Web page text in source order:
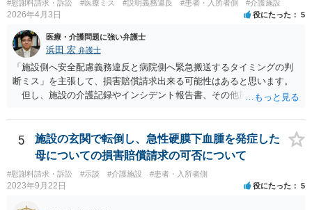
#慰謝料請求・訴訟 #医療ミス #説明義務違反 #患者・入所者側 #介護施設
2026年4月3日 役にたった 5
医療・介護問題に強い弁護士
浜田 宏 弁護士
「施設側へ安全配慮義務違反と病院側へ緊急搬送するタイミングの判
断ミス」を主張して、損害賠償請求出来る可能性はあると思います。
但し、施設の介護記録やインシデント報告書、その他施設内で作成
れているのであれば消防の記録等を調査してみなければ、裁判で勝て
る可能性があるかどうかまでは判断できません。これはどの介護事
故・医療事故でも同様です。 一度弁護士にご相談の上、まずは調査
事件として依頼された方が良いと思います。
5
施設の玄関で転倒し、急性硬膜下血腫を発症した
母についての損害賠償請求の可否について
#慰謝料請求・訴訟 #示談 #介護施設 #患者・入所者側
2023年9月22日 役にたった 5